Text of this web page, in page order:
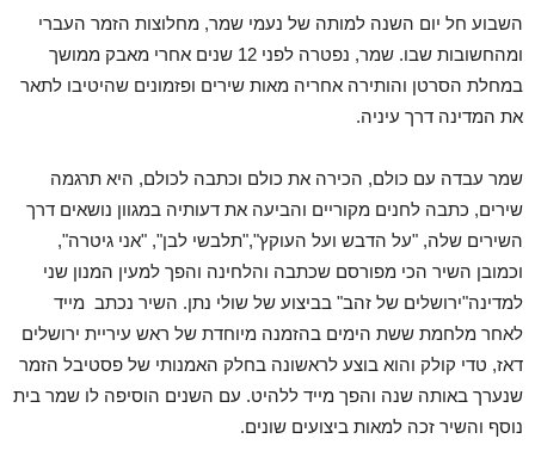
השבוע חל יום השנה למותה של נעמי שמר, מחלוצות הזמר העברי
ומהחשובות שבו. שמר, נפטרה לפני 12 שנים אחרי מאבק ממושך
במחלת הסרטן והותירה אחריה מאות שירים ופזמונים שהיטיבו לתאר
את המדינה דרך עיניה.
שמר עבדה עם כולם, הכירה את כולם וכתבה לכולם, היא תרגמה
שירים, כתבה לחנים מקוריים והביעה את דעותיה במגוון נושאים דרך
השירים שלה, "על הדבש ועל העוקץ","תלבשי לבן", "אני גיטרה",
וכמובן השיר הכי מפורסם שכתבה והלחינה והפך למעין המנון שני
למדינה"ירושלים של זהב" בביצוע של שולי נתן. השיר נכתב מייד
לאחר מלחמת ששת הימים בהזמנה מיוחדת של ראש עיריית ירושלים
דאז, טדי קולק והוא בוצע לראשונה בחלק האמנותי של פסטיבל הזמר
שנערך באותה שנה והפך מייד ללהיט. עם השנים הוסיפה לו שמר בית
נוסף והשיר זכה למאות ביצועים שונים.